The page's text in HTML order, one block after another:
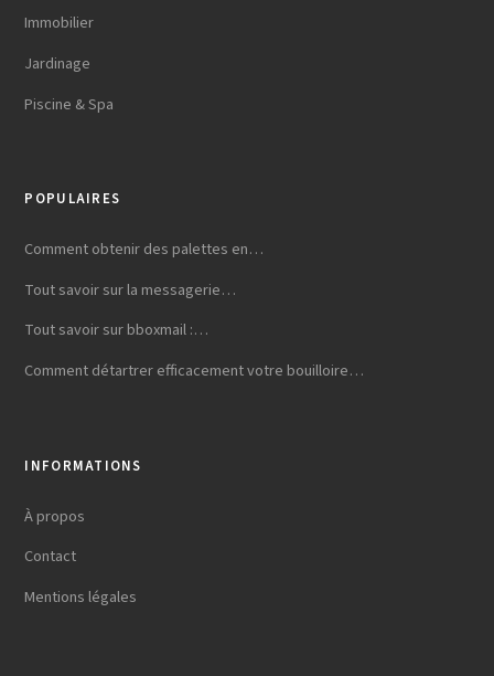
Immobilier
Jardinage
Piscine & Spa
POPULAIRES
Comment obtenir des palettes en…
Tout savoir sur la messagerie…
Tout savoir sur bboxmail :…
Comment détartrer efficacement votre bouilloire…
INFORMATIONS
À propos
Contact
Mentions légales